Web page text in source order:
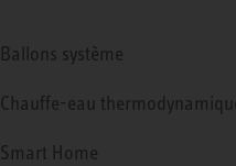
Ballons système
Chauffe-eau
Smart Home